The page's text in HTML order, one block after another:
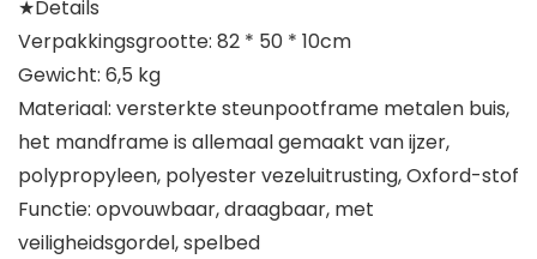
★Details
Verpakkingsgrootte: 82 * 50 * 10cm
Gewicht: 6,5 kg
Materiaal: versterkte steunpootframe metalen buis,
het mandframe is allemaal gemaakt van ijzer,
polypropyleen, polyester vezeluitrusting, Oxford-stof
Functie: opvouwbaar, draagbaar, met
veiligheidsgordel, spelbed